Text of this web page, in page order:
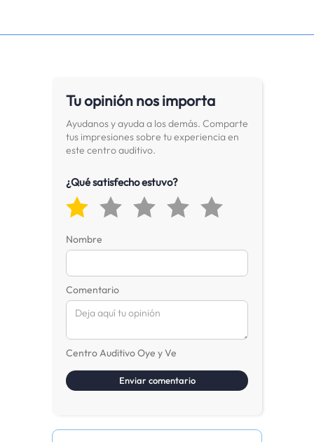
Tu opinión nos importa
Ayudanos y ayuda a los demás. Comparte
tus impresiones sobre tu experiencia en
este centro auditivo.
¿Qué satisfecho estuvo?
Nombre
Comentario
Centro Auditivo Oye y Ve